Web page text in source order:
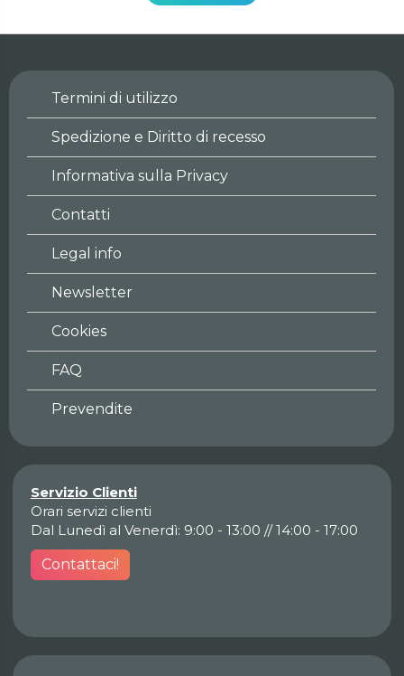
Termini di utilizzo
Spedizione e Diritto di recesso
Informativa sulla Privacy
Contatti
Legal info
Newsletter
Cookies
FAQ
Prevendite
Servizio Clienti
Orari servizi clienti
Dal Lunedì al Venerdì: 9:00 - 13:00 // 14:00 - 17:00
Contattaci!